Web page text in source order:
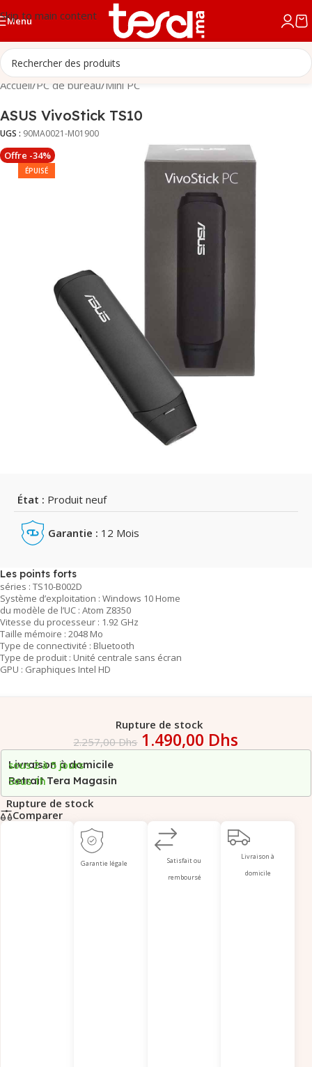
Skip to main content
Menu
Accueil/PC de bureau/Mini PC
ASUS VivoStick TS10
UGS : 90MA0021-M01900
Offre -34%
ÉPUISÉ
État : Produit neuf
Garantie : 12 Mois
Les points forts
séries : TS10-B002D
Système d’exploitation : Windows 10 Home
du modèle de l’UC : Atom Z8350
Vitesse du processeur : 1.92 GHz
Taille mémoire : 2048 Mo
Type de connectivité : Bluetooth
Type de produit : Unité centrale sans écran
GPU : Graphiques Intel HD
Rupture de stock
2.257,00Dhs 1.490,00 Dhs
Livraison à domicile
sous 2 à 5 jours
Retrait Tera Magasin
Sous 1h
Rupture de stock
Comparer
Garantie légale
Satisfait ou
remboursé
Livraison à
domicile